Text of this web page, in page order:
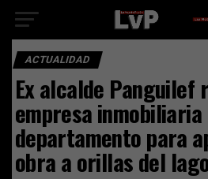
ACTUALIDAD
Ex alcalde Panguilef
empresa
departamento para
obra a orillas del